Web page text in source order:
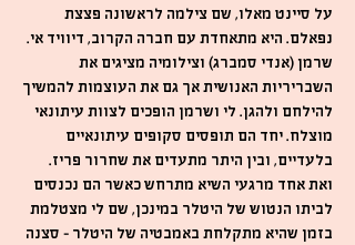
על סיינט מאלו, שם צילמה לראשונה פצצת
נפאלם. היא מתאחדת עם חברה הקרוב, דיוויד אי.
שרמן (אנדי סמברג) וצילומיה מציגים את
השבריריות האנושית אך גם את העוצמות להמשיך
להילחם ולהגן. לי ושרמן הופכים לצוות עיתונאי
מוצלח. יחד הם תופסים סקופים עיתונאיים
בלעדיים, ובין היתר מתעדים את שחרור פריז.
ואת אחד מרגעי השיא מתרחש כאשר הם נכנסים
לביתו הנטוש של היטלר במינכן, שם לי מצטלמת
בזמן שהיא מתקלחת באמבטיה של היטלר – סצנה